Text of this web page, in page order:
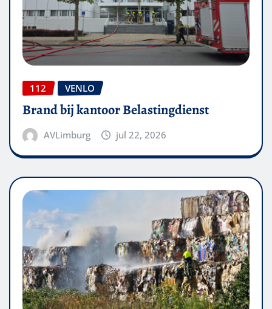
112 VENLO
Brand bij kantoor Belastingdienst
AVLimburg jul 22, 2026